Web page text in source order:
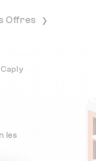
Offres
Caply
les